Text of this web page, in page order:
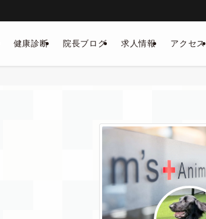
健康診断 院長ブログ 求人情報 アクセス